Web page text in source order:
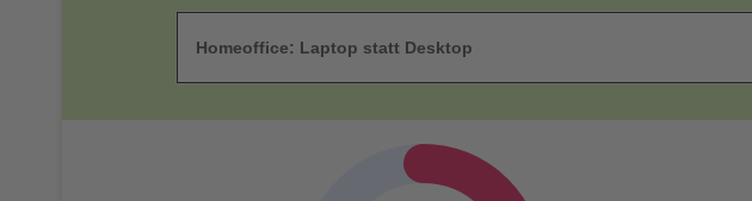
Homeoffice: Laptop statt Desktop